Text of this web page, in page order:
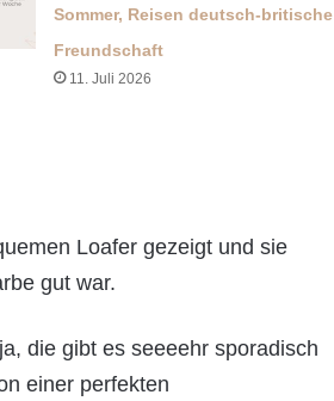
Sommer, Reisen deutsch-britische
Freundschaft
11. Juli 2026
Loafer gezeigt und sie
gut war.
die gibt es seeeehr sporadisch
einer perfekten